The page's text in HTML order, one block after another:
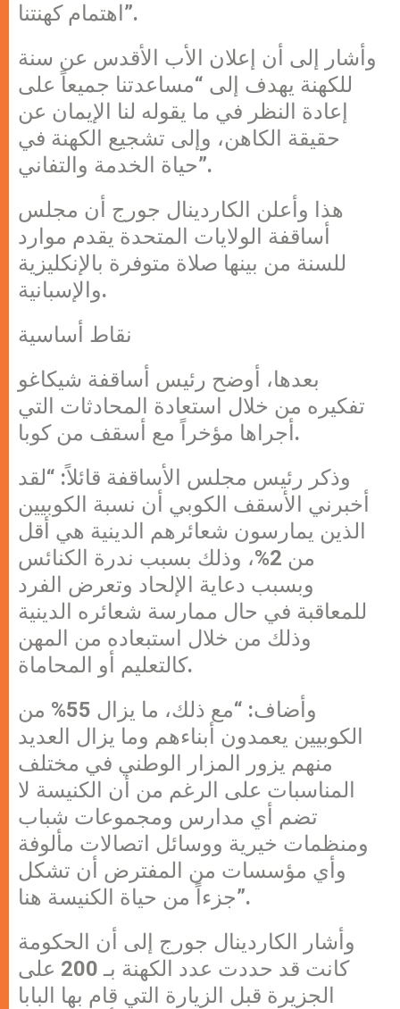
اهتمام كهنتنا”.
وأشار إلى أن إعلان الأب الأقدس عن سنة
للكهنة يهدف إلى “مساعدتنا جميعاً على
إعادة النظر في ما يقوله لنا الإيمان عن
حقيقة الكاهن، وإلى تشجيع الكهنة في
حياة الخدمة والتفاني”.
هذا وأعلن الكاردينال جورج أن مجلس
أساقفة الولايات المتحدة يقدم موارد
للسنة من بينها صلاة متوفرة بالإنكليزية
والإسبانية.
نقاط أساسية
بعدها، أوضح رئيس أساقفة شيكاغو
تفكيره من خلال استعادة المحادثات التي
أجراها مؤخراً مع أسقف من كوبا.
وذكر رئيس مجلس الأساقفة قائلاً: “لقد
أخبرني الأسقف الكوبي أن نسبة الكوبيين
الذين يمارسون شعائرهم الدينية هي أقل
من 2%، وذلك بسبب ندرة الكنائس
وبسبب دعاية الإلحاد وتعرض الفرد
للمعاقبة في حال ممارسة شعائره الدينية
وذلك من خلال استبعاده من المهن
كالتعليم أو المحاماة.
وأضاف: “مع ذلك، ما يزال 55% من
الكوبيين يعمدون أبناءهم وما يزال العديد
منهم يزور المزار الوطني في مختلف
المناسبات على الرغم من أن الكنيسة لا
تضم أي مدارس ومجموعات شباب
ومنظمات خيرية ووسائل اتصالات مألوفة
وأي مؤسسات من المفترض أن تشكل
جزءاً من حياة الكنيسة هنا”.
وأشار الكاردينال جورج إلى أن الحكومة
كانت قد حددت عدد الكهنة بـ 200 على
الجزيرة قبل الزيارة التي قام بها البابا